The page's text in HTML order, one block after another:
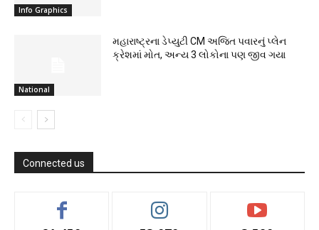
Info Graphics
National
મહારાષ્ટ્રના ડેપ્યુટી CM અજિત પવારનું પ્લેન
ક્રેશમાં મોત, અન્ય 3 લોકોના પણ જીવ ગયા
Connected us